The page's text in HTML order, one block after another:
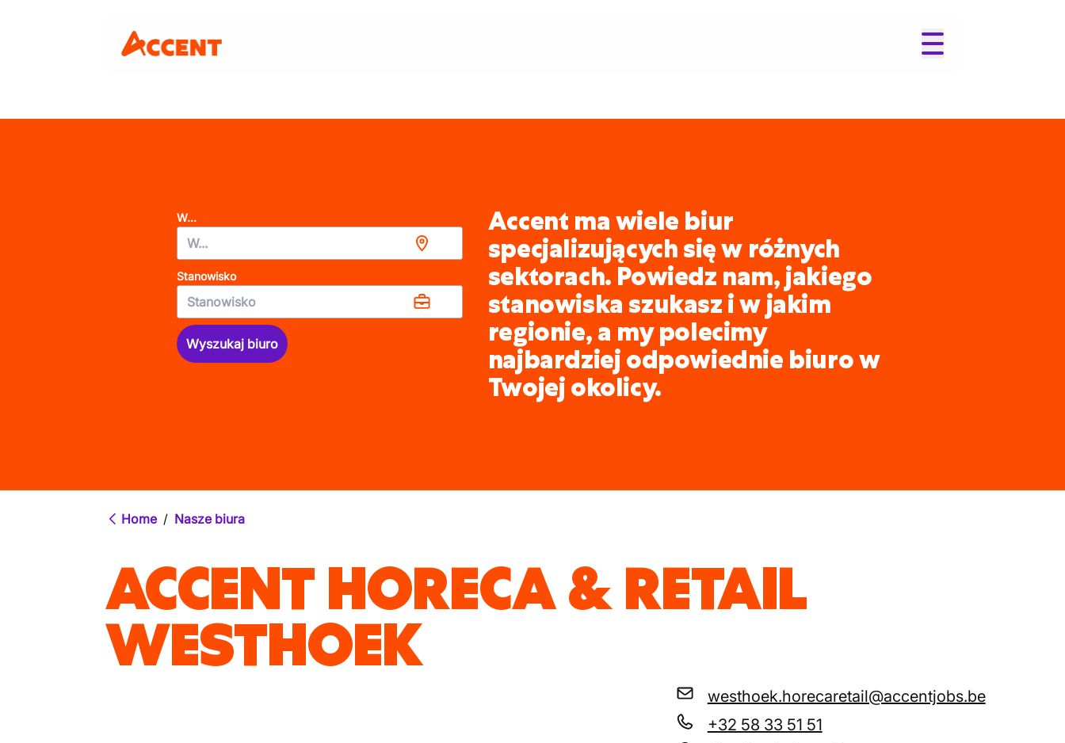
W...
Stanowisko
Wyszukaj biuro
Accent ma wiele biur
specjalizujących się w różnych
sektorach. Powiedz nam, jakiego
stanowiska szukasz i w jakim
regionie, a my polecimy
najbardziej odpowiednie biuro w
Twojej okolicy.
Home / Nasze biura
ACCENT HORECA & RETAIL
WESTHOEK
westhoek.horecaretail@accentjobs.be
+32 58 33 51 51